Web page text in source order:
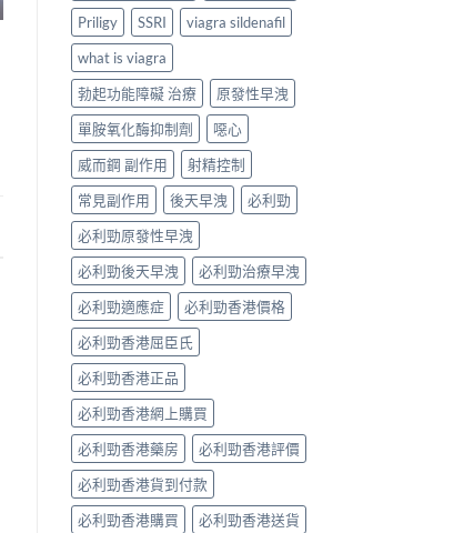
Priligy
SSRI
viagra sildenafil
what is viagra
勃起功能障礙 治療
原發性早洩
單胺氧化酶抑制劑
噁心
威而鋼 副作用
射精控制
常見副作用
後天早洩
必利勁
必利勁原發性早洩
必利勁後天早洩
必利勁治療早洩
必利勁適應症
必利勁香港價格
必利勁香港屈臣氏
必利勁香港正品
必利勁香港網上購買
必利勁香港藥房
必利勁香港評價
必利勁香港貨到付款
必利勁香港購買
必利勁香港送貨